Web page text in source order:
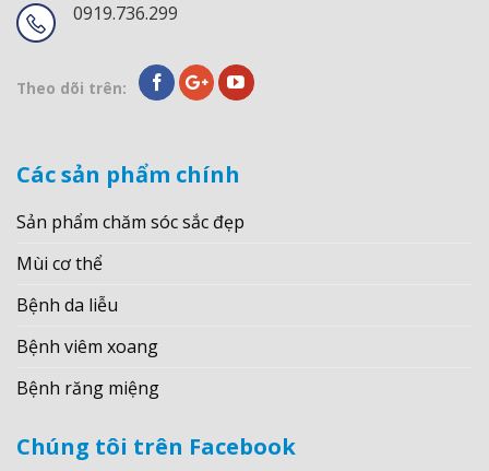
0919.736.299
Theo dõi trên:
Các sản phẩm chính
Sản phẩm chăm sóc sắc đẹp
Mùi cơ thể
Bệnh da liễu
Bệnh viêm xoang
Bệnh răng miệng
Chúng tôi trên Facebook